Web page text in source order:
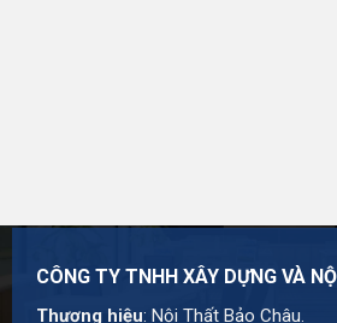
CÔNG TY TNHH XÂY DỰNG VÀ
Thương hiệu: Nội Thất Bảo Châu.